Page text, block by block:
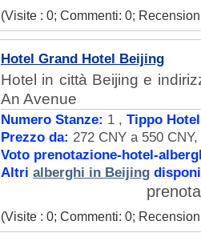
(Visite : 0; Commenti: 0;
Hotel Grand Hotel Beijing
Hotel in città Beijing e
An Avenue
Numero Stanze: 1 , Tippo
Prezzo da: 272 CNY a 550
Voto prenotazione-hotel-
Altri alberghi in Beijing
(Visite : 0; Commenti: 0;